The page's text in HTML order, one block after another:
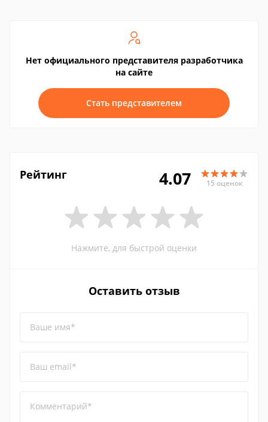
Нет официального представителя разработчика
на сайте
Стать представителем
Рейтинг 4.07 15 оценок
Нажмите, для быстрой оценки
Оставить отзыв
Ваше имя*
Ваш email*
Комментарий*